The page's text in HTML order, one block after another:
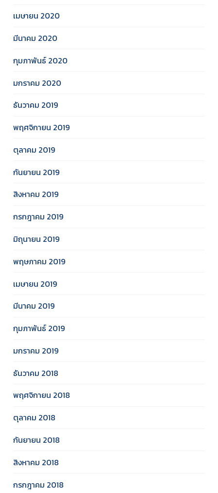
เมษายน 2020
มีนาคม 2020
กุมภาพันธ์ 2020
มกราคม 2020
ธันวาคม 2019
พฤศจิกายน 2019
ตุลาคม 2019
กันยายน 2019
สิงหาคม 2019
กรกฎาคม 2019
มิถุนายน 2019
พฤษภาคม 2019
เมษายน 2019
มีนาคม 2019
กุมภาพันธ์ 2019
มกราคม 2019
ธันวาคม 2018
พฤศจิกายน 2018
ตุลาคม 2018
กันยายน 2018
สิงหาคม 2018
กรกฎาคม 2018